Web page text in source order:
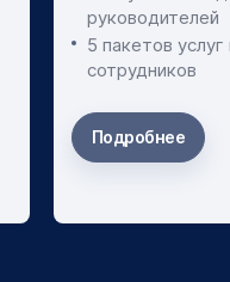
руководителей
5 пакетов
сотрудников
Подробнее